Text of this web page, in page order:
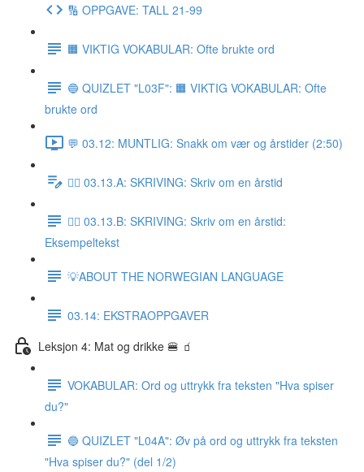
🔢 OPPGAVE: TALL 21-99
🟧 VIKTIG VOKABULAR: Ofte brukte ord
🔵 QUIZLET "L03F": 🟧 VIKTIG VOKABULAR: Ofte
brukte ord
💬 03.12: MUNTLIG: Snakk om vær og årstider (2:50)
✍🏼 03.13.A: SKRIVING: Skriv om en årstid
✍🏼 03.13.B: SKRIVING: Skriv om en årstid:
Eksempeltekst
💡ABOUT THE NORWEGIAN LANGUAGE
03.14: EKSTRAOPPGAVER
Leksjon 4: Mat og drikke 🍔 🧃
VOKABULAR: Ord og uttrykk fra teksten "Hva spiser
du?"
🔵 QUIZLET "L04A": Øv på ord og uttrykk fra teksten
"Hva spiser du?" (del 1/2)